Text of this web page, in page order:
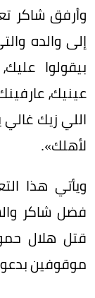
وأرفق شاكر
إلى والده
بيقولوا
عينيك،
اللي زيك غالي
لأهلك».
ويأتي هذا
فضل شاكر
قتل هلال
موقوفين